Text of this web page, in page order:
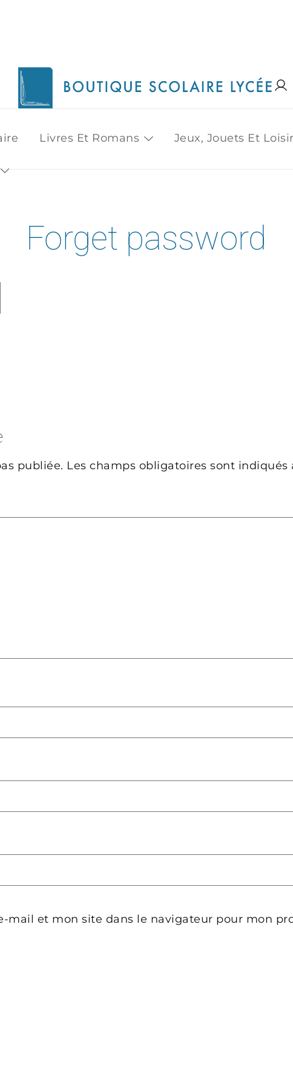
Livres Et Romans Jeux, Jouets Et
Forget password
publiée. Les champs obligatoires sont indiqués
mail et mon site dans le navigateur pour mon